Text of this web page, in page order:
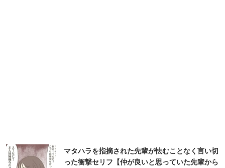
マタハラを指摘された先輩が怯むことなく言い切
った衝撃セリフ【仲が良いと思っていた先輩から